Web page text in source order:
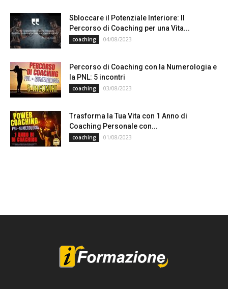
Sbloccare il Potenziale Interiore: Il
Percorso di Coaching per una Vita...
coaching 04/08/2023
Percorso di Coaching con la Numerologia e
la PNL: 5 incontri
coaching 03/08/2023
Trasforma la Tua Vita con 1 Anno di
Coaching Personale con...
coaching 01/08/2023